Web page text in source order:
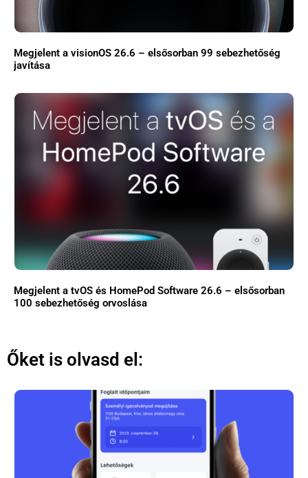
Megjelent a visionOS 26.6 – elsősorban 99 sebezhetőség
javítása
Megjelent a tvOS és HomePod Software 26.6 – elsősorban
100 sebezhetőség orvoslása
Őket is olvasd el: